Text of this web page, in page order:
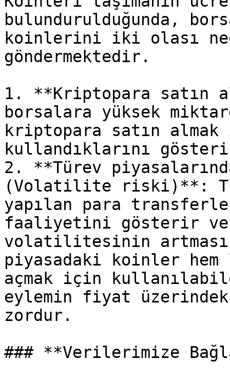
bulundurulduğunda,
koinlerini iki olası
göndermektedir.
1. **Kriptopara satın
borsalara yüksek
kriptopara satın
kullandıklarını
2. **Türev
(Volatilite riski)**:
yapılan para
faaliyetini gösterir ve
volatilitesinin
piyasadaki koinler hem
açmak için
eylemin fiyat
zordur.
### **Verilerimize